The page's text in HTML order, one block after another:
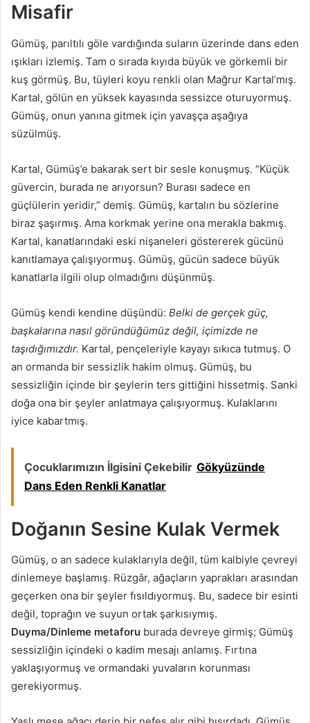
Misafir
Gümüş, parıltılı göle vardığında suların üzerinde dans eden
ışıkları izlemiş. Tam o sırada kıyıda büyük ve görkemli bir
kuş görmüş. Bu, tüyleri koyu renkli olan Mağrur Kartal’mış.
Kartal, gölün en yüksek kayasında sessizce oturuyormuş.
Gümüş, onun yanına gitmek için yavaşça aşağıya
süzülmüş.
Kartal, Gümüş’e bakarak sert bir sesle konuşmuş. “Küçük
güvercin, burada ne arıyorsun? Burası sadece en
güçlülerin yeridir,” demiş. Gümüş, kartalın bu sözlerine
biraz şaşırmış. Ama korkmak yerine ona merakla bakmış.
Kartal, kanatlarındaki eski nişaneleri göstererek gücünü
kanıtlamaya çalışıyormuş. Gümüş, gücün sadece büyük
kanatlarla ilgili olup olmadığını düşünmüş.
Gümüş kendi kendine düşündü: Belki de gerçek güç,
başkalarına nasıl göründüğümüz değil, içimizde ne
taşıdığımızdır. Kartal, pençeleriyle kayayı sıkıca tutmuş. O
an ormanda bir sessizlik hakim olmuş. Gümüş, bu
sessizliğin içinde bir şeylerin ters gittiğini hissetmiş. Sanki
doğa ona bir şeyler anlatmaya çalışıyormuş. Kulaklarını
iyice kabartmış.
Çocuklarımızın İlgisini Çekebilir Gökyüzünde
Dans Eden Renkli Kanatlar
Doğanın Sesine Kulak Vermek
Gümüş, o an sadece kulaklarıyla değil, tüm kalbiyle çevreyi
dinlemeye başlamış. Rüzgâr, ağaçların yaprakları arasından
geçerken ona bir şeyler fısıldıyormuş. Bu, sadece bir esinti
değil, toprağın ve suyun ortak şarkısıymış.
Duyma/Dinleme metaforu burada devreye girmiş; Gümüş
sessizliğin içindeki o kadim mesajı anlamış. Fırtına
yaklaşıyormuş ve ormandaki yuvaların korunması
gerekiyormuş.